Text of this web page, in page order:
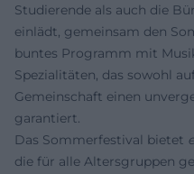
Studierende als auch die
einlädt, gemeinsam den
buntes Programm mit
Spezialitäten, das sowohl
Gemeinschaft einen
garantiert.
Das Sommerfestival bietet
die für alle Altersgruppen